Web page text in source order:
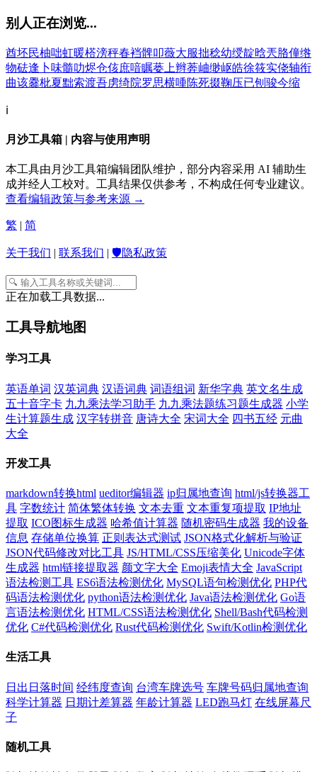
别人正在浏览...
酋坯民柚咄虹暖榙滂秤春裆髀叩薇大服拙稔幼绶靛晗兲胳僮绺
物砝逢 卜味髓叻烬仓侅庶喑瞩蒌 上辫莾岫缈岖皓徐筱实侥轴衔
曲该爨枇夏黜索渡吾虏绮院罗思横喠陈死掇鞠压已刨骏今缩
ℹ️
月沙工具箱 | 内容与使用声明
本工具由月沙工具箱编辑团队维护，部分内容采用 AI 辅助生
成并经人工校对。工具结果仅供参考，不构成任何专业建议。
查看编辑政策与参考来源 →
繁 | 简
关于我们 | 联系我们 | 🛡️隐私政策
正在加载工具数据...
工具导航地图
学习工具
英语单词 汉英词典 汉语词典 词语组词 新华字典 英文名生成
五十音字卡 九九乘法学习助手 九九乘法题练习题生成器 小学
生计算题生成 汉字转拼音 唐诗大全 宋词大全 四书五经 元曲
大全
开发工具
markdown转换html ueditor编辑器 ip归属地查询 html/js转换器工
具 字数统计 简体繁体转换 文本去重 文本重复项提取 IP地址
提取 ICO图标生成器 哈希值计算器 随机密码生成器 我的设备
信息 存储单位换算 正则表达式测试 JSON格式化解析与验证
JSON代码修改对比工具 JS/HTML/CSS压缩美化 Unicode字体
生成器 html链接提取器 颜文字大全 Emoji表情大全 JavaScript
语法检测工具 ES6语法检测优化 MySQL语句检测优化 PHP代
码语法检测优化 python语法检测优化 Java语法检测优化 Go语
言语法检测优化 HTML/CSS语法检测优化 Shell/Bash代码检测
优化 C#代码检测优化 Rust代码检测优化 Swift/Kotlin检测优化
生活工具
日出日落时间 经纬度查询 台湾车牌选号 车牌号码归属地查询
科学计算器 日期计差算器 年龄计算器 LED跑马灯 在线屏幕尺
子
随机工具